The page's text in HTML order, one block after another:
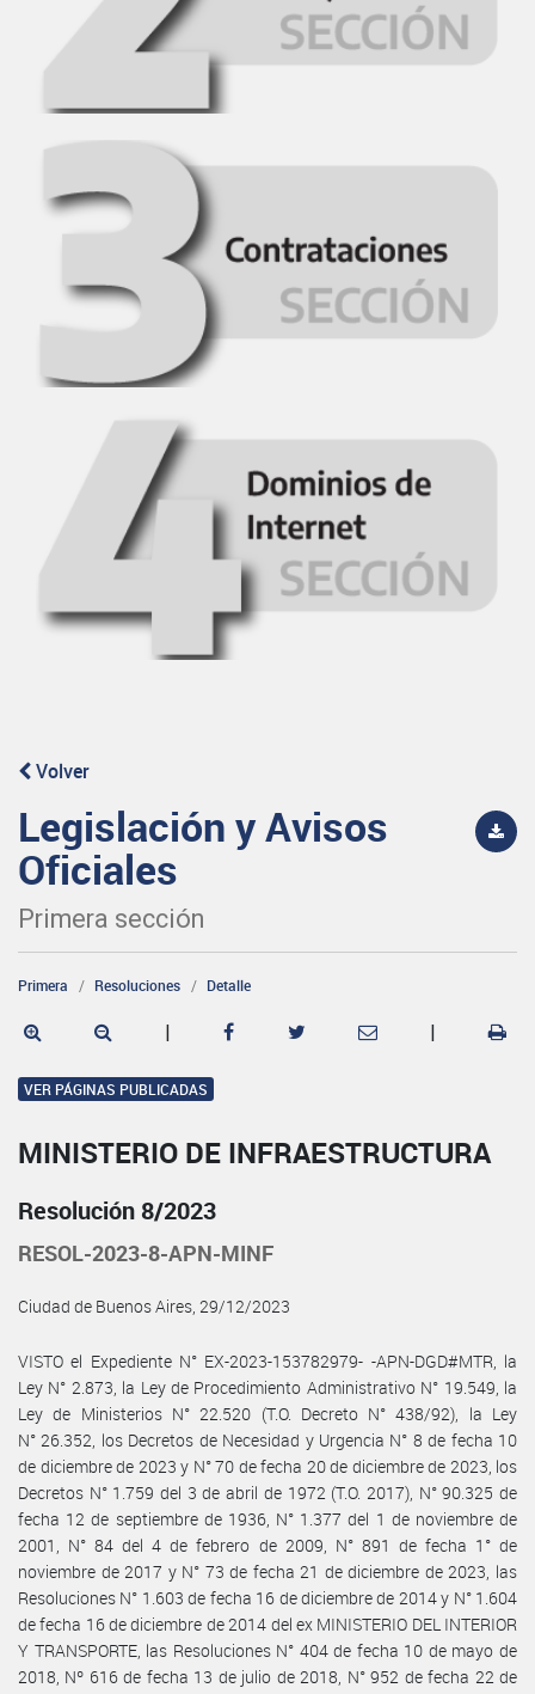
Volver
Legislación y Avisos
Oficiales
Primera sección
Primera Resoluciones Detalle
| |
VER PÁGINAS PUBLICADAS
MINISTERIO DE INFRAESTRUCTURA
Resolución 8/2023
RESOL-2023-8-APN-MINF
Ciudad de Buenos Aires, 29/12/2023
VISTO el Expediente N° EX-2023-153782979- -APN-DGD#MTR, la
Ley N° 2.873, la Ley de Procedimiento Administrativo N° 19.549, la
Ley de Ministerios N° 22.520 (T.O. Decreto N° 438/92), la Ley
N° 26.352, los Decretos de Necesidad y Urgencia N° 8 de fecha 10
de diciembre de 2023 y N° 70 de fecha 20 de diciembre de 2023, los
Decretos N° 1.759 del 3 de abril de 1972 (T.O. 2017), N° 90.325 de
fecha 12 de septiembre de 1936, N° 1.377 del 1 de noviembre de
2001, N° 84 del 4 de febrero de 2009, N° 891 de fecha 1° de
noviembre de 2017 y N° 73 de fecha 21 de diciembre de 2023, las
Resoluciones N° 1.603 de fecha 16 de diciembre de 2014 y N° 1.604
de fecha 16 de diciembre de 2014 del ex MINISTERIO DEL INTERIOR
Y TRANSPORTE, las Resoluciones N° 404 de fecha 10 de mayo de
2018, Nº 616 de fecha 13 de julio de 2018, N° 952 de fecha 22 de